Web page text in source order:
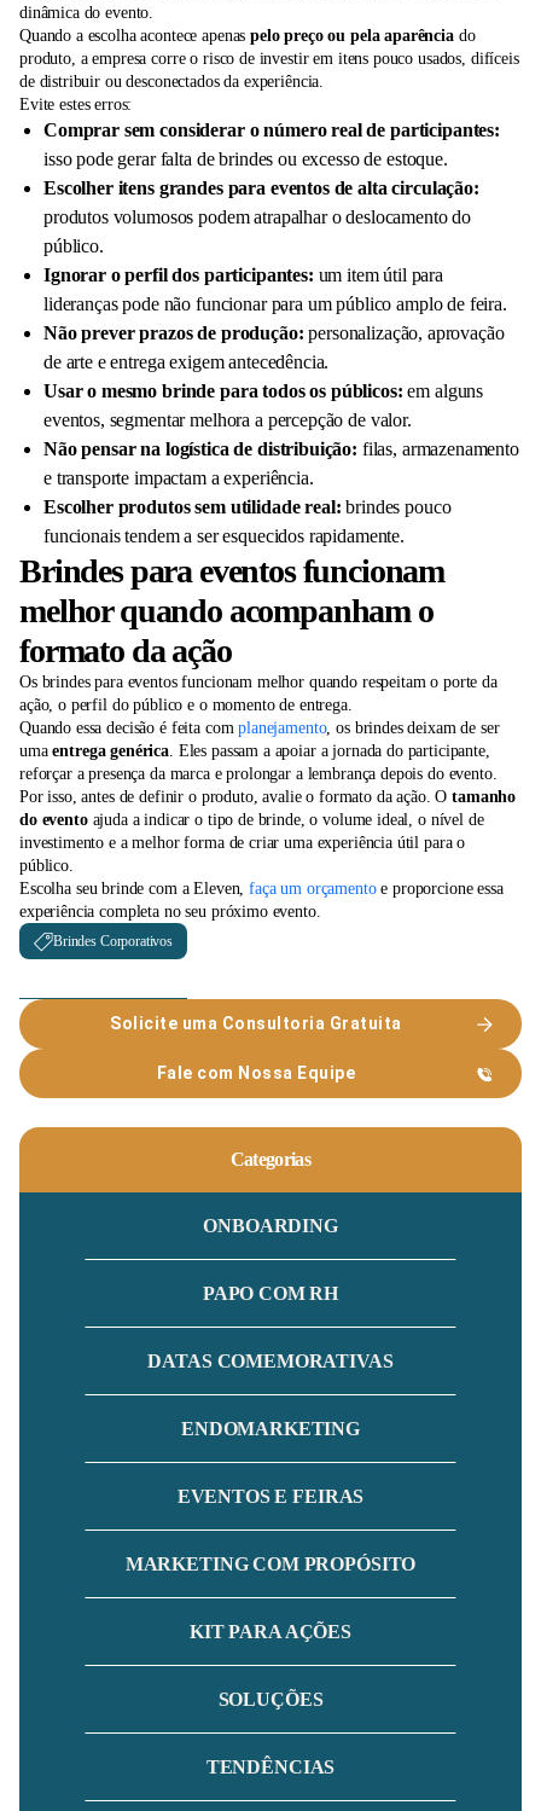
dinâmica do evento.
Quando a escolha acontece apenaspelo preço ou pela aparência do
produto, a empresa corre o risco de investir em itens pouco usados, difíceis
de distribuir ou desconectados da experiência.
Evite estes erros:
Comprar sem considerar o número real de participantes:
isso pode gerar falta de brindes ou excesso de estoque.
Escolher itens grandes para eventos de alta circulação:
produtos volumosos podem atrapalhar o deslocamento do
público.
Ignorar o perfil dos participantes: um item útil para
lideranças pode não funcionar para um público amplo de feira.
Não prever prazos de produção: personalização, aprovação
de arte e entrega exigem antecedência.
Usar o mesmo brinde para todos os públicos: em alguns
eventos, segmentar melhora a percepção de valor.
Não pensar na logística de distribuição: filas, armazenamento
e transporte impactam a experiência.
Escolher produtos sem utilidade real: brindes pouco
funcionais tendem a ser esquecidos rapidamente.
Brindes para eventos funcionam
melhor quando acompanham o
formato da ação
Os brindes para eventos funcionam melhor quando respeitam o porte da
ação, o perfil do público e o momento de entrega.
Quando essa decisão é feita complanejamento, os brindes deixam de ser
umaentrega genérica. Eles passam a apoiar a jornada do participante,
reforçar a presença da marca e prolongar a lembrança depois do evento.
Por isso, antes de definir o produto, avalie o formato da ação. Otamanho
do eventoajuda a indicar o tipo de brinde, o volume ideal, o nível de
investimento e a melhor forma de criar uma experiência útil para o
público.
Escolha seu brinde com a Eleven,faça um orçamentoe proporcione essa
experiência completa no seu próximo evento.
Brindes Corporativos
Solicite uma Consultoria Gratuita
Fale com Nossa Equipe
Categorias
ONBOARDING
PAPO COM RH
DATAS COMEMORATIVAS
ENDOMARKETING
EVENTOS E FEIRAS
MARKETING COM PROPÓSITO
KIT PARA AÇÕES
SOLUÇÕES
TENDÊNCIAS